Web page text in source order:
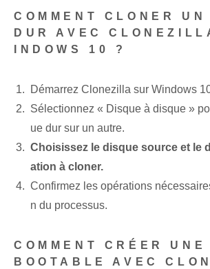
COMMENT CLONER UN
DUR AVEC
INDOWS 10 ?
Démarrez Clonezilla sur Windows
Sélectionnez « Disque à disque »
ue dur sur un autre.
Choisissez le disque source et le
ation à cloner.
Confirmez les opérations
n du processus.
COMMENT CRÉER
BOOTABLE AVEC